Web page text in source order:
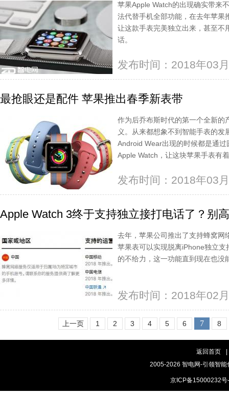
苹果Apple Watch的出现确实带来
法代替手机全部功能，在去年苹果
让这款手表完美独立出来，甚至不
话。
发布时间：2018年03
最抢眼还是配件 苹果推出春季新表带
作为后乔布斯时代的第一个全新的
义。从来都想象不到智能手表的
Android Wear出现的时候都是通
Apple Watch，让这块苹果手表有
发布时间：2018年03
Apple Watch 3终于支持独立接打电话了？别
去年，苹果公司推出了支持蜂窝网
苹果表可以实现脱离iPhone独立
的不给力，这一功能直到现在也
发布时间：2018年02
上一页 1 2 3 4 5 6 7 8
返回首页
2005-2026 智电网-引领智
京ICP备15000232号